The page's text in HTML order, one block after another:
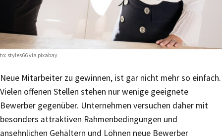
styles66 via pixabay
Neue Mitarbeiter zu gewinnen, ist gar nicht mehr so einfach.
Vielen offenen Stellen stehen nur wenige geeignete
Bewerber gegenüber. Unternehmen versuchen daher mit
besonders attraktiven Rahmenbedingungen und
ansehnlichen Gehältern und Löhnen neue Bewerber